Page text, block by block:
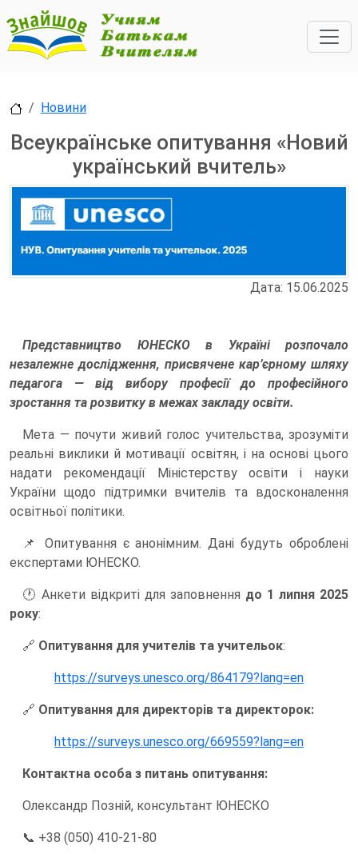
Новини
Всеукраїнське опитування «Новий
український вчитель»
Дата: 15.06.2025
Представництво ЮНЕСКО в Україні розпочало
незалежне дослідження, присвячене кар’єрному шляху
педагога — від вибору професії до професійного
зростання та розвитку в межах закладу освіти.
Мета — почути живий голос учительства, зрозуміти
реальні виклики й мотивації освітян, і на основі цього
надати рекомендації Міністерству освіти і науки
України щодо підтримки вчителів та вдосконалення
освітньої політики.
📌 Опитування є анонімним. Дані будуть оброблені
експертами ЮНЕСКО.
🕐 Анкети відкриті для заповнення до 1 липня 2025
року:
🔗 Опитування для учителів та учительок:
https://surveys.unesco.org/864179?lang=en
🔗 Опитування для директорів та директорок:
https://surveys.unesco.org/669559?lang=en
Контактна особа з питань опитування:
Олександр Позній, консультант ЮНЕСКО
📞 ‪+38 (050) 410-21-80‬